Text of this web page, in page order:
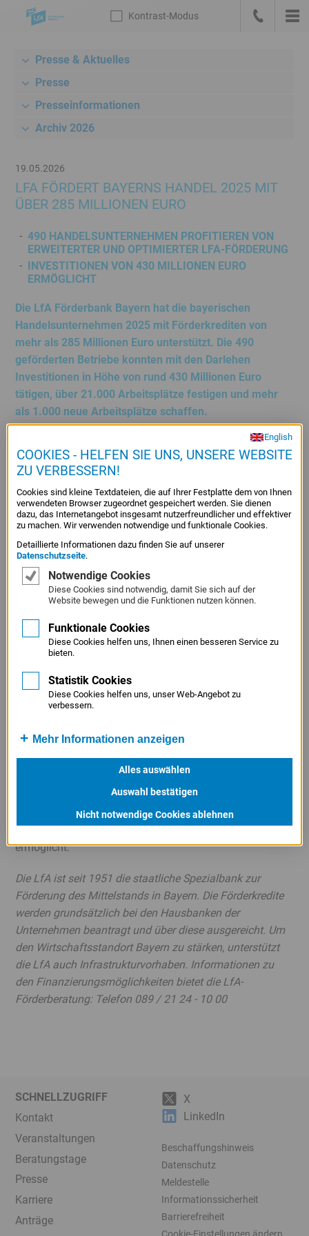
Sprungmarken
Kontrast-
Meta-
Navigation
Suche,
Bankenportal
und
Sprachwechsel
Unternavigation
Rechner
Konditionen
Inhalt
Service
Menü
Juristisches
Menü
Startseite
Kontrast-Modus
Die
Presse & Aktuelles
Presse
Presseinformationen
Archiv 2026
LFA FÖRDERT BAYERNS HANDEL 2025 MIT
ÜBER 285 MILLIONEN EURO
19.05.2026
490 HANDELSUNTERNEHMEN PROFITIEREN VON
ERWEITERTER UND OPTIMIERTER LFA-FÖRDERUNG
INVESTITIONEN VON 430 MILLIONEN EURO
ERMÖGLICHT
Die LfA Förderbank Bayern hat die bayerischen
Handelsunternehmen 2025 mit Förderkrediten von
mehr als 285 Millionen Euro unterstützt. Die 490
geförderten Betriebe konnten mit den Darlehen
Investitionen in Höhe von rund 430 Millionen Euro
tätigen, über 21.000 Arbeitsplätze festigen und mehr
als 1.000 neue Arbeitsplätze schaffen.
„Unsere Förderkredite ermöglichen Investitionen in die
Zukunft, sichern Arbeitsplätze und schaffen neue
Perspektiven für die Handelsbetriebe im Freistaat. Unsere
erfolgreiche Förderbilanz mit dem Handel im letzten Jahr
zeigt, dass die Erweiterung unseres Förderangebots mit
deutlich angehobenen Darlehenshöchstbeträgen und
erhöhten Haftungsfreistellungen im zurückliegenden
Jahr Früchte trägt. Die Handelsunternehmen in Bayern
haben den Großteil unserer Förderdarlehen für
Erweiterungs- und Modernisierungsvorhaben, für
Innovation, Gründung und Nachfolge sowie
Betriebsmittelfinanzierungen eingesetzt“, bewertet Dr.
Zahlen.
Ernst Läuger, Präsident des Handelsverbands Bayern
herausfordernden Zeiten und angesichts technologischer
Veränderungen verstärkt auf Innovation und
Partner, der unseren Unternehmen mit langfristigen
Finanzierungen und Risikoübernahmen
vorausschauende Investitionen in die Zukunft
ermöglicht.“
Die LfA ist seit 1951 die staatliche Spezialbank zur
Förderung des Mittelstands in Bayern. Die Förderkredite
werden grundsätzlich bei den Hausbanken der
Unternehmen beantragt und über diese ausgereicht. Um
den Wirtschaftsstandort Bayern zu stärken, unterstützt
die LfA auch Infrastrukturvorhaben. Informationen zu
den Finanzierungsmöglichkeiten bietet die LfA-
Förderberatung: Telefon 089 / 21 24 - 10 00
SCHNELLZUGRIFF
Kontakt
Veranstaltungen
Beratungstage
Presse
Karriere
Anträge
X
LinkedIn
Beschaffungshinweis
Datenschutz
Meldestelle
Informationssicherheit
Barrierefreiheit
English
COOKIES - HELFEN SIE UNS, UNSERE WEBSITE
ZU VERBESSERN!
Cookies sind kleine Textdateien, die auf Ihrer Festplatte dem von Ihnen
verwendeten Browser zugeordnet gespeichert werden. Sie dienen
dazu, das Internetangebot insgesamt nutzerfreundlicher und effektiver
zu machen. Wir verwenden notwendige und funktionale Cookies.
Detaillierte Informationen dazu finden Sie auf unserer
Datenschutzseite.
Notwendige Cookies
Diese Cookies sind notwendig, damit Sie sich auf der
Website bewegen und die Funktionen nutzen können.
Funktionale Cookies
Diese Cookies helfen uns, Ihnen einen besseren Service zu
bieten.
Statistik Cookies
Diese Cookies helfen uns, unser Web-Angebot zu
verbessern.
Mehr Informationen anzeigen
Alles auswählen
Auswahl bestätigen
Nicht notwendige Cookies ablehnen